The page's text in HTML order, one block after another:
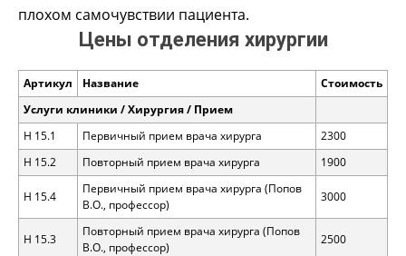
плохом самочувствии пациента.
Цены отделения хирургии
Артикул Название
Стоимость
Услуги клиники / Хирургия / Прием
H 15.1
Первичный прием врача хирурга
2300
H 15.2
Повторный прием врача хирурга 1900
H 15.4
Первичный прием врача хирурга (Попов
В.О., профессор)
3000
H 15.3
Повторный прием врача хирурга (Попов
В.О., профессор)
2500